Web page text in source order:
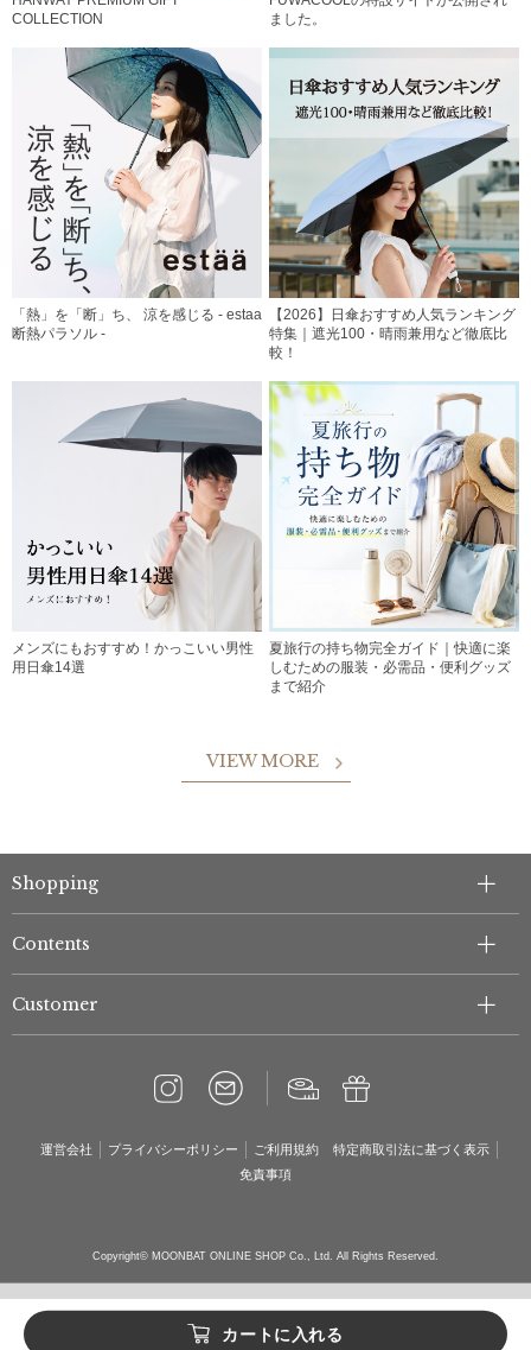
カートに入れる
COLLECTION
ました。
「熱」を「断」ち、 涼を感じる - estaa
断熱パラソル -
【2026】日傘おすすめ人気ランキング
特集｜遮光100・晴雨兼用など徹底比
較！
メンズにもおすすめ！かっこいい男性
用日傘14選
夏旅行の持ち物完全ガイド｜快適に楽
しむための服装・必需品・便利グッズ
まで紹介
VIEW MORE
Shopping
Contents
Customer
運営会社 プライバシーポリシー ご利用規約
特定商取引法に基づく表示
免責事項
Copyright© MOONBAT ONLINE SHOP Co., Ltd. All Rights Reserved.